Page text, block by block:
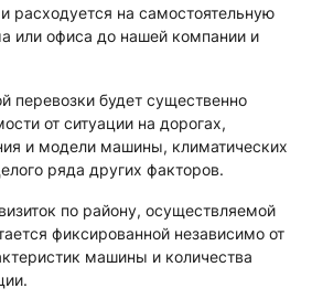
расходуется на самостоятельную
или офиса до нашей компании и
перевозки будет существенно
от ситуации на дорогах,
и модели машины, климатических
ряда других факторов.
по району, осуществляемой
фиксированной независимо от
машины и количества